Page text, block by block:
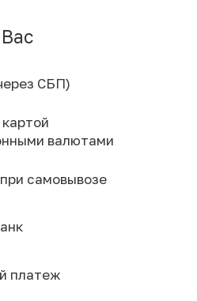
СБП)
валютами
самовывозе
платеж